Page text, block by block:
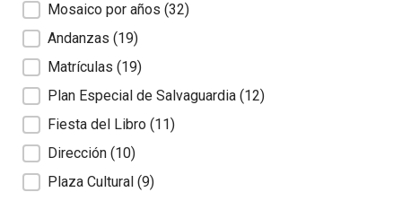
Mosaico por años (32)
Andanzas (19)
Matrículas (19)
Plan Especial de Salvaguardia (12)
Fiesta del Libro (11)
Dirección (10)
Plaza Cultural (9)